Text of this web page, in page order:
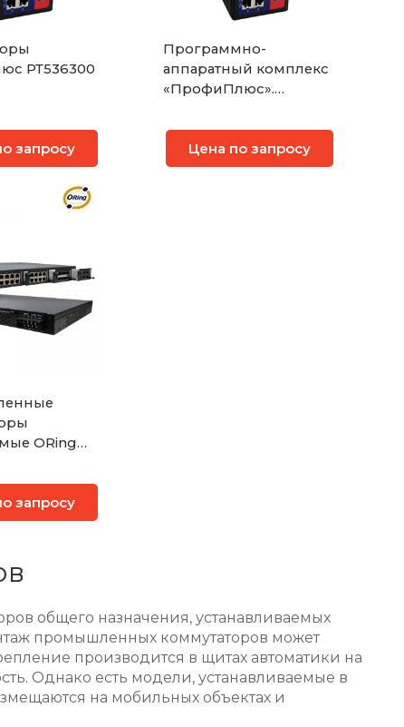
ПрофиПлюс РТ536300
запросу
Программно-
аппаратный комплекс
«ПрофиПлюс».
коммутатор 2 уровня
Цена по запросу
ORing
запросу
общего назначения, устанавливаемых
промышленных коммутаторов может
производится в щитах автоматики на
Однако есть модели, устанавливаемые в
на мобильных объектах и